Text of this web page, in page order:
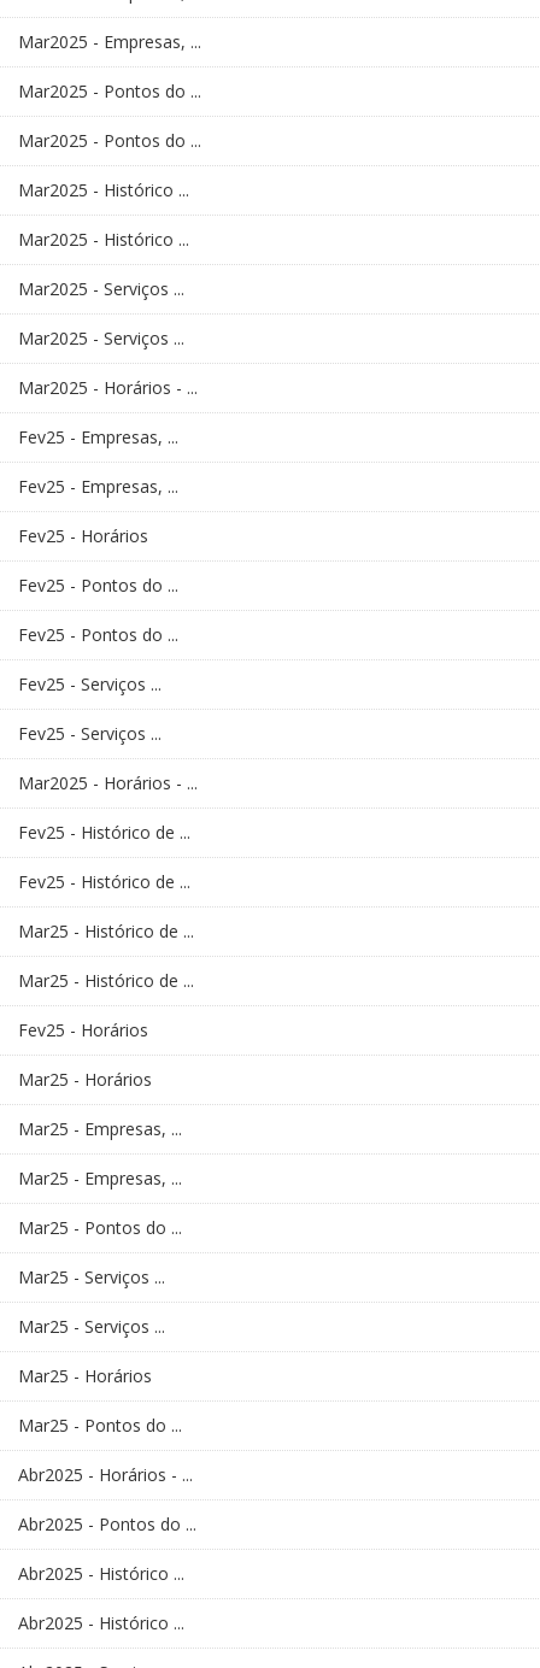
Mar2025 - Empresas, ...
Mar2025 - Pontos do ...
Mar2025 - Pontos do ...
Mar2025 - Histórico ...
Mar2025 - Histórico ...
Mar2025 - Serviços ...
Mar2025 - Serviços ...
Mar2025 - Horários - ...
Fev25 - Empresas, ...
Fev25 - Empresas, ...
Fev25 - Horários
Fev25 - Pontos do ...
Fev25 - Pontos do ...
Fev25 - Serviços ...
Fev25 - Serviços ...
Mar2025 - Horários - ...
Fev25 - Histórico de ...
Fev25 - Histórico de ...
Mar25 - Histórico de ...
Mar25 - Histórico de ...
Fev25 - Horários
Mar25 - Horários
Mar25 - Empresas, ...
Mar25 - Empresas, ...
Mar25 - Pontos do ...
Mar25 - Serviços ...
Mar25 - Serviços ...
Mar25 - Horários
Mar25 - Pontos do ...
Abr2025 - Horários - ...
Abr2025 - Pontos do ...
Abr2025 - Histórico ...
Abr2025 - Histórico ...